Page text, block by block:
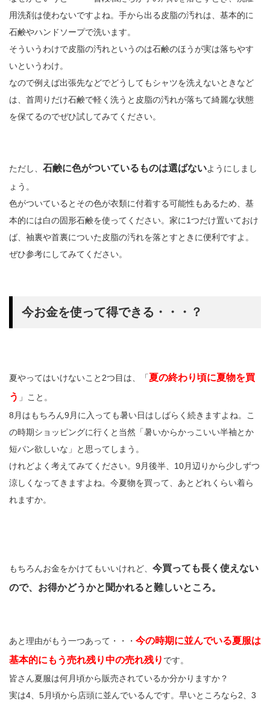
用洗剤は使わないですよね。手から出る皮脂の汚れは、基本的に
石鹸やハンドソープで洗います。
そういうわけで皮脂の汚れというのは石鹸のほうが実は落ちやす
いというわけ。
なので例えば出張先などでどうしてもシャツを洗えないときなど
は、首周りだけ石鹸で軽く洗うと皮脂の汚れが落ちて綺麗な状態
を保てるのでぜひ試してみてください。
ただし、 石鹸に色がついているものは選ばないようにしまし
ょう。
色がついているとその色が衣類に付着する可能性もあるため、基
本的には白の固形石鹸を使ってください。家に1つだけ置いておけ
ば、袖裏や首裏についた皮脂の汚れを落とすときに便利ですよ。
ぜひ参考にしてみてください。
今お金を使って得できる・・・？
夏やってはいけないこと2つ目は、「夏の終わり頃に夏物を買
う 」こと。
8月はもちろん9月に入っても暑い日はしばらく続きますよね。こ
の時期ショッピングに行くと当然「暑いからかっこいい半袖とか
短パン欲しいな」と思ってしまう。
けれどよく考えてみてください。9月後半、10月辺りから少しずつ
涼しくなってきますよね。今夏物を買って、あとどれくらい着ら
れますか。
もちろんお金をかけてもいいけれど、 今買っても長く使えない
ので、お得かどうかと聞かれると難しいところ。
あと理由がもう一つあって・・・ 今の時期に並んでいる夏服は
基本的にもう売れ残り中の売れ残り です。
皆さん夏服は何月頃から販売されているか分かりますか？
実は4、5月頃から店頭に並んでいるんです。早いところなら2、3